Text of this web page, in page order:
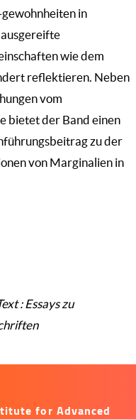
in
wie dem
reflektieren. Neben
vom
bietet der Band einen
zu der
von Marginalien in
:Essays zu
for Advanced